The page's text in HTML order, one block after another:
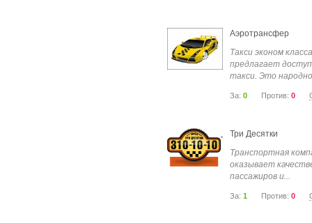
Аэротрансфер
Такси эконом
предлагает
такси. Это
За: 0 Против: 0
Три Десятки
Транспортная
оказывает
пассажиров и...
За: 1 Против: 0